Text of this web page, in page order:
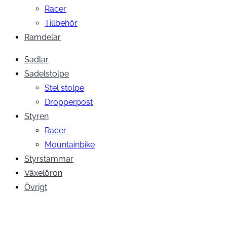
Racer
Tillbehör
Ramdelar
Sadlar
Sadelstolpe
Stel stolpe
Dropperpost
Styren
Racer
Mountainbike
Styrstammar
Växelöron
Övrigt